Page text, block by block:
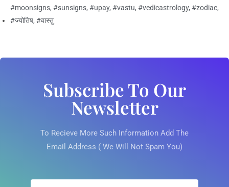
#moonsigns, #sunsigns, #upay, #vastu, #vedicastrology, #zodiac,
#ज्योतिष, #वास्तु
Subscribe To Our
Newsletter
To Recieve More Such Information Add The
Email Address ( We Will Not Spam You)